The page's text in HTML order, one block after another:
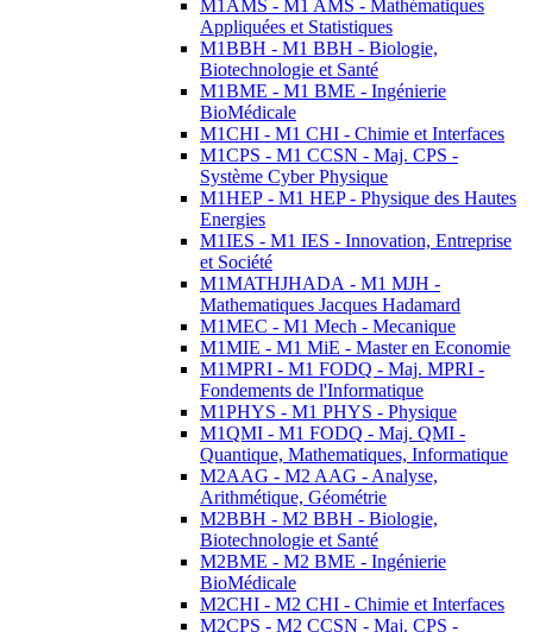
M1AMS - M1 AMS - Mathématiques
Appliquées et Statistiques
M1BBH - M1 BBH - Biologie,
Biotechnologie et Santé
M1BME - M1 BME - Ingénierie
BioMédicale
M1CHI - M1 CHI - Chimie et Interfaces
M1CPS - M1 CCSN - Maj. CPS -
Système Cyber Physique
M1HEP - M1 HEP - Physique des Hautes
Energies
M1IES - M1 IES - Innovation, Entreprise
et Société
M1MATHJHADA - M1 MJH -
Mathematiques Jacques Hadamard
M1MEC - M1 Mech - Mecanique
M1MIE - M1 MiE - Master en Economie
M1MPRI - M1 FODQ - Maj. MPRI -
Fondements de l'Informatique
M1PHYS - M1 PHYS - Physique
M1QMI - M1 FODQ - Maj. QMI -
Quantique, Mathematiques, Informatique
M2AAG - M2 AAG - Analyse,
Arithmétique, Géométrie
M2BBH - M2 BBH - Biologie,
Biotechnologie et Santé
M2BME - M2 BME - Ingénierie
BioMédicale
M2CHI - M2 CHI - Chimie et Interfaces
M2CPS - M2 CCSN - Maj. CPS -